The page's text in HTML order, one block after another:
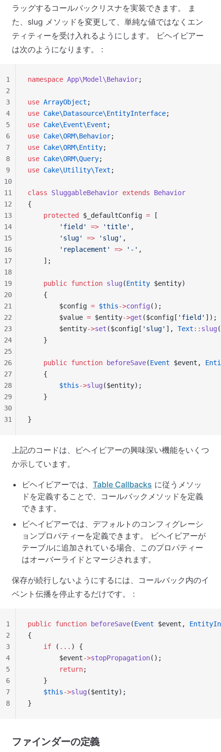
ラッグするコールバックリスナを実装できます。 ま
た、slug メソッドを変更して、単純な値ではなくエン
ティティーを受け入れるようにします。 ビヘイビアー
は次のようになります。 :
namespace App\Model\Behavior;
use ArrayObject ;
use Cake\Datasource\EntityInterface;
use Cake\Event\Event ;
use Cake\ORM\Behavior;
use Cake\ORM\Entity;
use Cake\ORM\Query;
use Cake\Utility\Text ;
class SluggableBehavior extends Behavior
{
    protected
$_defaultConfig = [
        'field'
=> 'title' ,
        'slug'
=> 'slug' ,
        'replacement'
=> '-' ,
    ];
    public
function slug (Entity $entity)
    {
        $config
= $this->config ();
        $value
= $entity->get ($config[ 'field' ]);
        $entity
->set ($config[ 'slug' ], Text :: slug
    }
    public
function beforeSave(Event $event,
    {
        $this
->slug ($entity);
    }
}
1
2
3
4
5
6
7
8
9
10
11
12
13
14
15
16
17
18
19
20
21
22
23
24
25
26
27
28
29
30
31
上記のコードは、ビヘイビアーの興味深い機能をいくつ
か示しています。
ビヘイビアーでは、 Table Callbacks に従うメソッ
ドを定義することで、コールバックメソッドを定義
できます。
ビヘイビアーでは、デフォルトのコンフィグレーシ
ョンプロパティーを定義できます。 ビヘイビアーが
テーブルに追加されている場合、このプロパティー
はオーバーライドとマージされます。
保存が続行しないようにするには、コールバック内のイ
ベント伝播を停止するだけです。 :
public function beforeSave(Event $event,
{
    if
( ... ) {
        $event
->stopPropagation();
        return
;
    }
    $this
->slug ($entity);
}
1
2
3
4
5
6
7
8
ファインダーの定義